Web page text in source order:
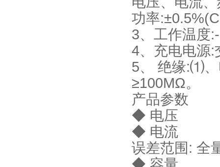
功率
3、工作温
4、充电电源:
5、 绝缘:⑴、
≥100MΩ。
产品参数
◆ 电压
◆ 电流
误差范围: 全